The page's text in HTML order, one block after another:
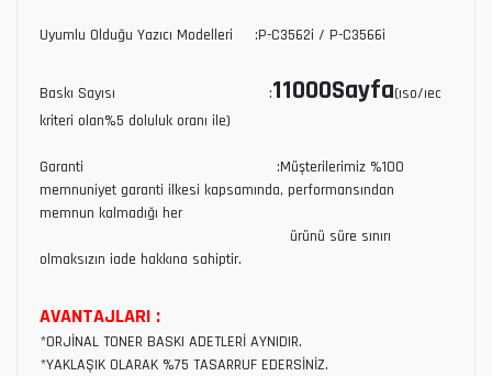
Uyumlu Olduğu Yazıcı Modelleri :P-C3562i / P-C3566i
Baskı Sayısı :11000Sayfa(ıso/ıec
kriteri olan%5 doluluk oranı ile)
Garanti :Müşterilerimiz %100
memnuniyet garanti ilkesi kapsamında, performansından
memnun kalmadığı her
ürünü süre sınırı
olmaksızın iade hakkına sahiptir.
AVANTAJLARI :
*ORJİNAL TONER BASKI ADETLERİ AYNIDIR.
*YAKLAŞIK OLARAK %75 TASARRUF EDERSİNİZ.